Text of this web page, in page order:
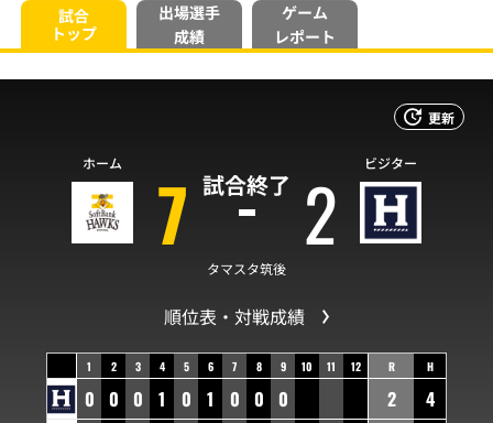
試合
トップ
出場選手
成績
ゲーム
レポート
更新
試合終了
ホーム 7 2 ビジター
タマスタ筑後
順位表・対戦成績
1 2 3 4 5 6 7 8 9 10 11 12
0 0 0 1 0 1 0 0 0
R H
2
4